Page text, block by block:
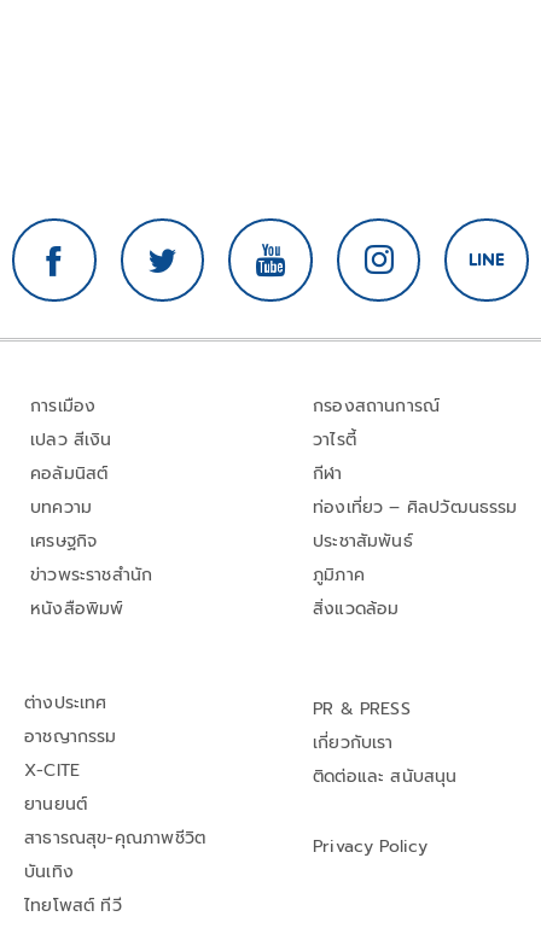
การเมือง
เปลว สีเงิน
คอลัมนิสต์
บทความ
เศรษฐกิจ
ข่าวพระราชสำนัก
หนังสือพิมพ์
กรองสถานการณ์
วาไรตี้
กีฬา
ท่องเที่ยว – ศิลปวัฒนธรรม
ประชาสัมพันธ์
ภูมิภาค
สิ่งแวดล้อม
ต่างประเทศ
อาชญากรรม
X-CITE
ยานยนต์
สาธารณสุข-คุณภาพชีวิต
บันเทิง
ไทยโพสต์ ทีวี
PR & PRESS
เกี่ยวกับเรา
ติดต่อและ สนับสนุน
Privacy Policy